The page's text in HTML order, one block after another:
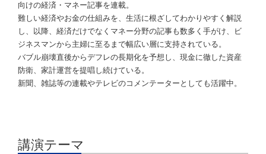
向けの経済・マネー記事を連載。
難しい経済やお金の仕組みを、生活に根ざしてわかりやすく解説
し、以降、経済だけでなくマネー分野の記事も数多く手がけ、ビ
ジネスマンから主婦に至るまで幅広い層に支持されている。
バブル崩壊直後からデフレの長期化を予想し、現金に徹した資産
防衛、家計運営を提唱し続けている。
新聞、雑誌等の連載やテレビのコメンテーターとしても活躍中。
講演テーマ